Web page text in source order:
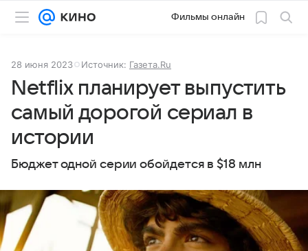
Фильмы онлайн
28 июня 2023 Источник: Газета.Ru
Netflix планирует выпустить
самый дорогой сериал в
истории
Бюджет одной серии обойдется в $18 млн